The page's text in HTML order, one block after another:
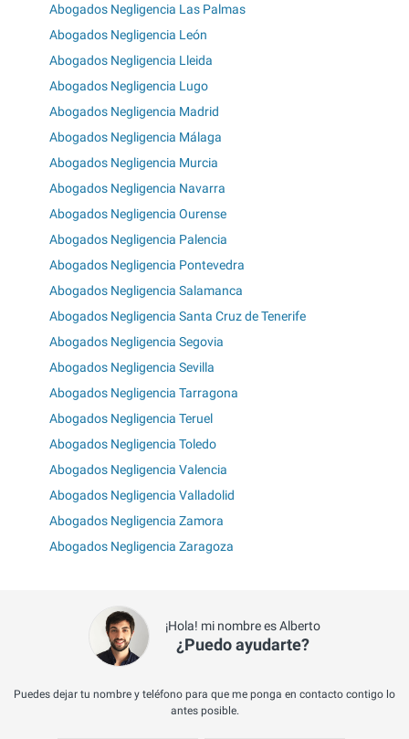
Abogados Negligencia Las Palmas
Abogados Negligencia León
Abogados Negligencia Lleida
Abogados Negligencia Lugo
Abogados Negligencia Madrid
Abogados Negligencia Málaga
Abogados Negligencia Murcia
Abogados Negligencia Navarra
Abogados Negligencia Ourense
Abogados Negligencia Palencia
Abogados Negligencia Pontevedra
Abogados Negligencia Salamanca
Abogados Negligencia Santa Cruz de Tenerife
Abogados Negligencia Segovia
Abogados Negligencia Sevilla
Abogados Negligencia Tarragona
Abogados Negligencia Teruel
Abogados Negligencia Toledo
Abogados Negligencia Valencia
Abogados Negligencia Valladolid
Abogados Negligencia Zamora
Abogados Negligencia Zaragoza
¡Hola! mi nombre es Alberto
¿Puedo ayudarte?
Puedes dejar tu nombre y teléfono para que me ponga en contacto contigo lo
antes posible.